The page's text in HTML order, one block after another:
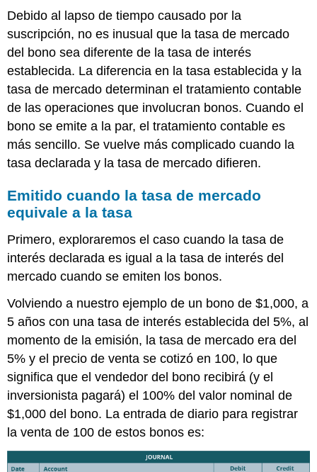
Debido al lapso de tiempo causado por la
suscripción, no es inusual que la tasa de mercado
del bono sea diferente de la tasa de interés
establecida. La diferencia en la tasa establecida y la
tasa de mercado determinan el tratamiento contable
de las operaciones que involucran bonos. Cuando el
bono se emite a la par, el tratamiento contable es
más sencillo. Se vuelve más complicado cuando la
tasa declarada y la tasa de mercado difieren.
Emitido cuando la tasa de mercado
equivale a la tasa
Primero, exploraremos el caso cuando la tasa de
interés declarada es igual a la tasa de interés del
mercado cuando se emiten los bonos.
Volviendo a nuestro ejemplo de un bono de $1,000, a
5 años con una tasa de interés establecida del 5%, al
momento de la emisión, la tasa de mercado era del
5% y el precio de venta se cotizó en 100, lo que
significa que el vendedor del bono recibirá (y el
inversionista pagará) el 100% del valor nominal de
$1,000 del bono. La entrada de diario para registrar
la venta de 100 de estos bonos es: